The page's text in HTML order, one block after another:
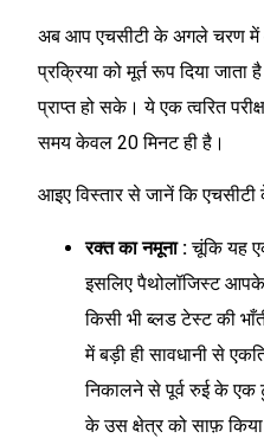
अब आप एचसीटी के अगले चरण
प्रक्रिया को मूर्त रूप दिया जाता
प्राप्त हो सके। ये एक त्वरित
समय केवल 20 मिनट ही है।
आइए विस्तार से जानें कि एचसीटी
रक्त का नमूना :चूंकि यह
इसलिए पैथोलॉजिस्ट
किसी भी ब्लड टेस्ट की
में बड़ी ही सावधानी से
निकालने से पूर्व रुई के एक
के उस क्षेत्र को साफ़